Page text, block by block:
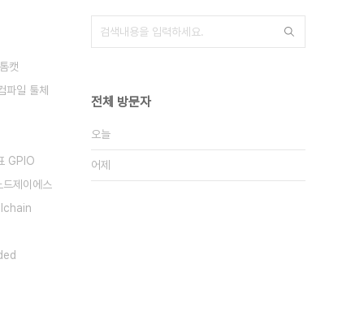
톰캣
일 툴체
GPIO
드제이에스
전체 방문자
오늘
어제